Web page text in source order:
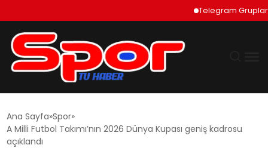
Telegram Grupları
DÜNYA
Ana Sayfa Spor
A Milli Futbol Takımı’nın 2026 Dünya Kupası geniş kadrosu
açıklandı